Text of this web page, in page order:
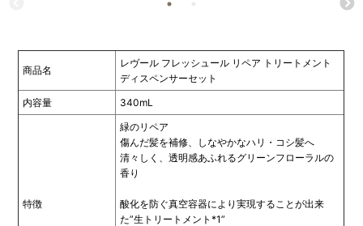
商品名
レヴール フレッシュール リペア トリートメント
ディスペンサーセット
内容量
340mL
特徴
緑のリペア
傷んだ髪を補修、しなやかなハリ・コシ髪へ
清々しく、透明感あふれるグリーンフローラルの
香り
酸化を防ぐ真空容器により実現することが出来
た”生トリートメント*1”